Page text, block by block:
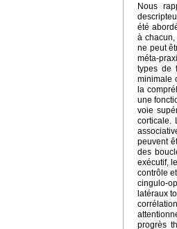
Nous
été
à chacun,
ne peut
méta-
types de
minimale
la
une
voie
corticale.
peuvent
des
exécutif,
contrôle
cingulo-
latéraux
progrès